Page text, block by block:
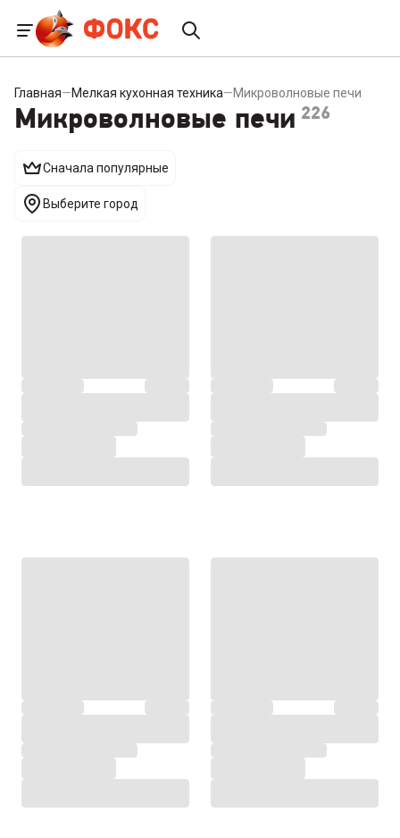
Главная—Мелкая кухонная техника—Микроволновые печи
Микроволновые печи 226
Сначала популярные
Выберите город